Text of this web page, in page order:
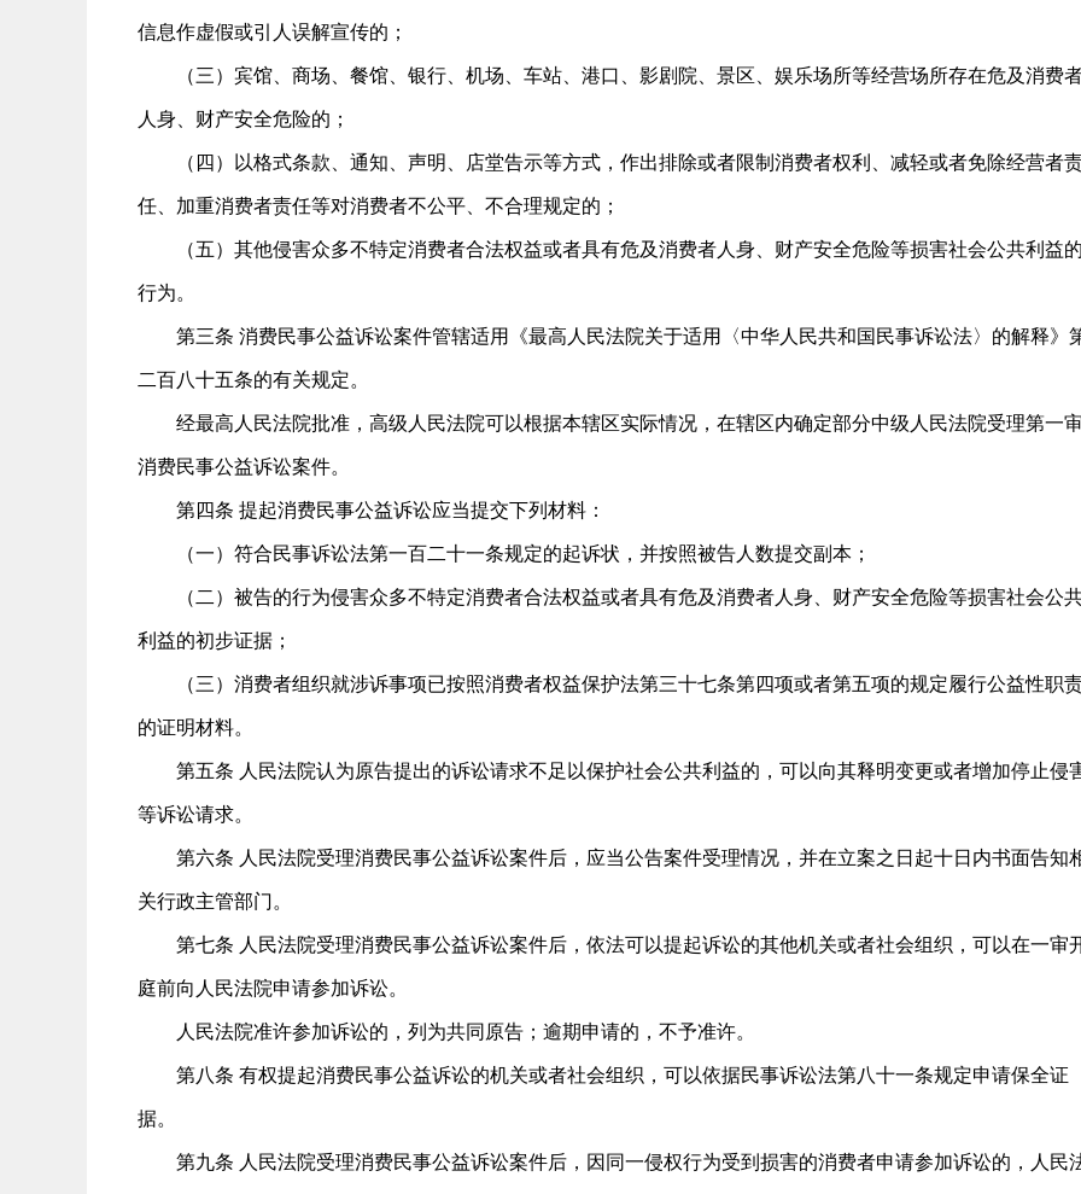
信息作虚假或引人误解宣传的；
（三）宾馆、商场、餐馆、银行、机场、车站、港口、影剧院、景区、娱乐场所等经营场所存在危及消费
人身、财产安全危险的；
（四）以格式条款、通知、声明、店堂告示等方式，作出排除或者限制消费者权利、减轻或者免除经营者
任、加重消费者责任等对消费者不公平、不合理规定的；
（五）其他侵害众多不特定消费者合法权益或者具有危及消费者人身、财产安全危险等损害社会公共利益的
行为。
第三条 消费民事公益诉讼案件管辖适用《最高人民法院关于适用〈中华人民共和国民事诉讼法〉的解释》
二百八十五条的有关规定。
经最高人民法院批准，高级人民法院可以根据本辖区实际情况，在辖区内确定部分中级人民法院受理第一审
消费民事公益诉讼案件。
第四条 提起消费民事公益诉讼应当提交下列材料：
（一）符合民事诉讼法第一百二十一条规定的起诉状，并按照被告人数提交副本；
（二）被告的行为侵害众多不特定消费者合法权益或者具有危及消费者人身、财产安全危险等损害社会公
利益的初步证据；
（三）消费者组织就涉诉事项已按照消费者权益保护法第三十七条第四项或者第五项的规定履行公益性职
的证明材料。
第五条 人民法院认为原告提出的诉讼请求不足以保护社会公共利益的，可以向其释明变更或者增加停止侵
等诉讼请求。
第六条 人民法院受理消费民事公益诉讼案件后，应当公告案件受理情况，并在立案之日起十日内书面告知
关行政主管部门。
第七条 人民法院受理消费民事公益诉讼案件后，依法可以提起诉讼的其他机关或者社会组织，可以在一审
庭前向人民法院申请参加诉讼。
人民法院准许参加诉讼的，列为共同原告；逾期申请的，不予准许。
第八条 有权提起消费民事公益诉讼的机关或者社会组织，可以依据民事诉讼法第八十一条规定申请保全证
据。
第九条 人民法院受理消费民事公益诉讼案件后，因同一侵权行为受到损害的消费者申请参加诉讼的，人民